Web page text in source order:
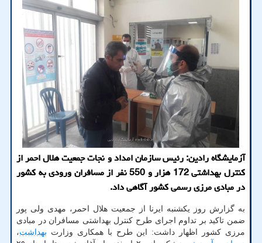
آزمایشگاه رادین: رئیس سازمان امداد و نجات جمعیت هلال احمر از
کنترل بهداشتی 172 هزار و 550 نفر از مسافران ورودی به کشور
در مبادی مرزی رسمی کشور آگاهی داد.
به گزارش روز یکشنبه ایرنا از جمعیت هلال احمر، مهدی ولی پور
ضمن تاکید بر تداوم اجرای طرح کنترل بهداشتی مسافران در مبادی
مرزی کشور اظهار داشت: این طرح با همکاری وزارت بهداشت،